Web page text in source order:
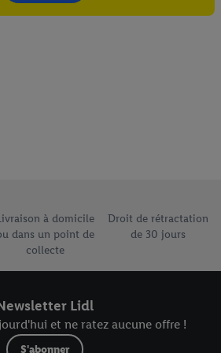
à domicile
dans un point de
collecte
Droit de rétractation
de 30 jours
Lidl
et ne ratez aucune offre !
S'abonner
dans les services exploités par des
en utilisant votre adresse e-
d’autres identifiants/identifiants
plus amples informations sur le
», vous pouvez autoriser uniquement